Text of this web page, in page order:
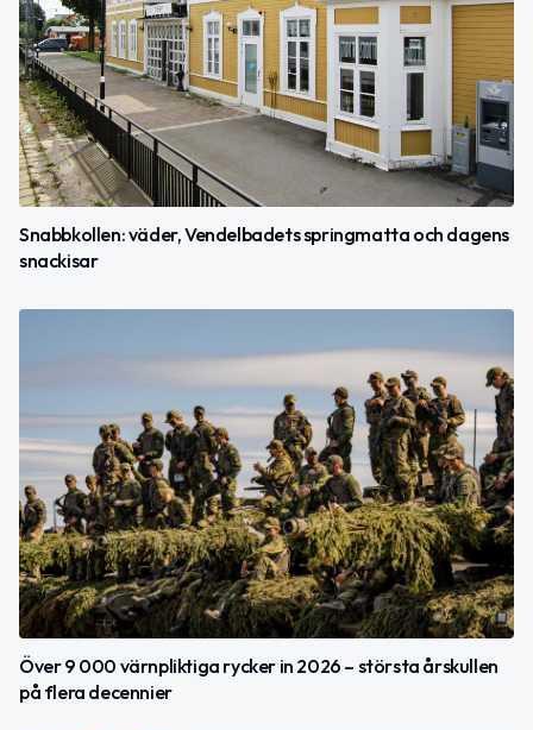
Snabbkollen: väder, Vendelbadets springmatta och dagens
snackisar
Över 9 000 värnpliktiga rycker in 2026 – största årskullen
på flera decennier